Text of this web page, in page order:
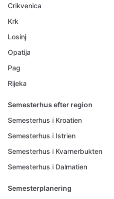
Crikvenica
Krk
Losinj
Opatija
Pag
Rijeka
Semesterhus efter region
Semesterhus i Kroatien
Semesterhus i Istrien
Semesterhus i Kvarnerbukten
Semesterhus i Dalmatien
Semesterplanering